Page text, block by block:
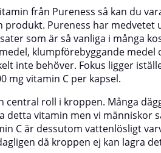
från Pureness så kan du
produkt. Pureness har medvetet
som är så vanliga i många
klumpförebyggande medel
inte behöver. Fokus ligger
mg vitamin C per kapsel.
central roll i kroppen. Många
detta vitamin men vi människor
C är dessutom vattenlösligt
då kroppen ej kan lagra